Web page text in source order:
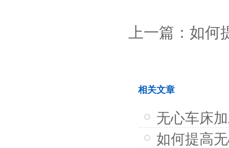
上一篇： 如何
相关文章
无心车床
如何提高